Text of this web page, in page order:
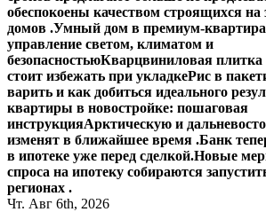
обеспокоены качеством строящихся
домов .Умный дом в премиум-
управление светом, климатом и
безопасностьюКварцвиниловая
стоит избежать при укладкеРис в
варить и как добиться идеального
квартиры в новостройке: пошаговая
инструкцияАрктическую и
изменят в ближайшее время .Банк
в ипотеке уже перед сделкой.Новые
спроса на ипотеку собираются
регионах .
Чт. Авг 6th, 2026